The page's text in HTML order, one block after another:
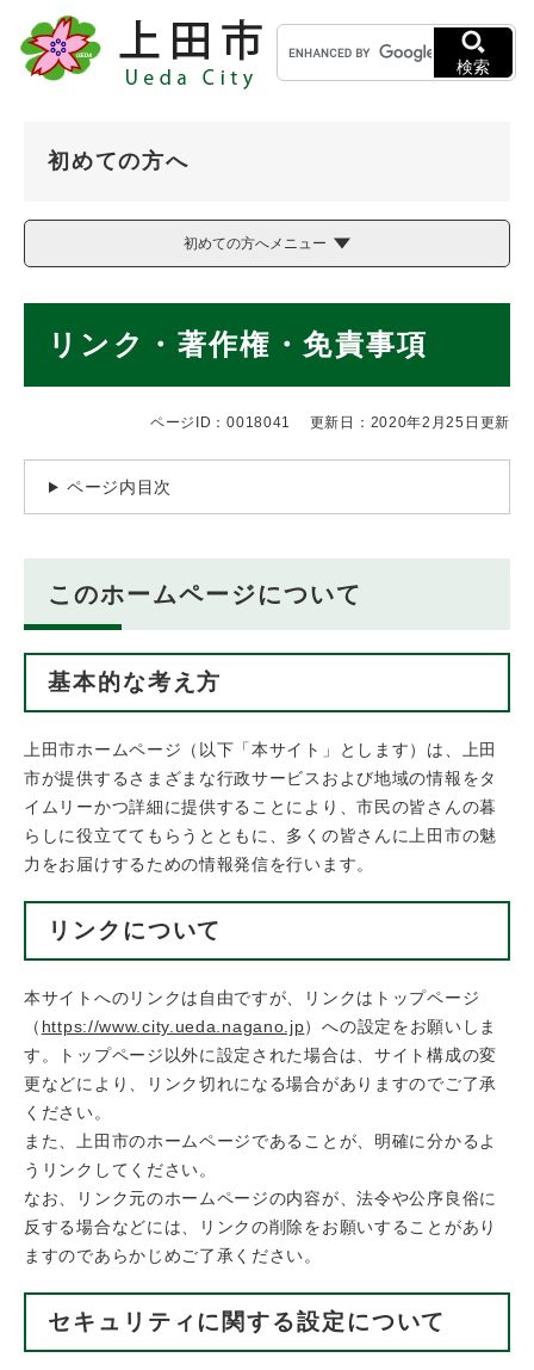
メニューを飛ばして本文へ
キ
ー
ワ
検索
初めての方へ
初めての方へメニュー
リンク・著作権・免責事項
ページID：0018041 更新日：2020年2月25日更新
ページ内目次
このホームページについて
基本的な考え方
上田市ホームページ（以下「本サイト」とします）は、上田
市が提供するさまざまな行政サービスおよび地域の情報をタ
イムリーかつ詳細に提供することにより、市民の皆さんの暮
らしに役立ててもらうとともに、多くの皆さんに上田市の魅
力をお届けするための情報発信を行います。
リンクについて
本サイトへのリンクは自由ですが、リンクはトップページ
（ https://www.city.ueda.nagano.jp）への設定をお願いしま
す。トップページ以外に設定された場合は、サイト構成の変
更などにより、リンク切れになる場合がありますのでご了承
ください。
また、上田市のホームページであることが、明確に分かるよ
うリンクしてください。
なお、リンク元のホームページの内容が、法令や公序良俗に
反する場合などには、リンクの削除をお願いすることがあり
ますのであらかじめご了承ください。
セキュリティに関する設定について